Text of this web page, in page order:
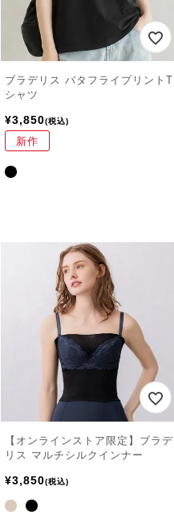
ブラデリス バタフライプリントT
シャツ
¥3,850 税込
新作
【オンラインストア限定】ブラデ
リス マルチシルクインナー
¥3,850 税込